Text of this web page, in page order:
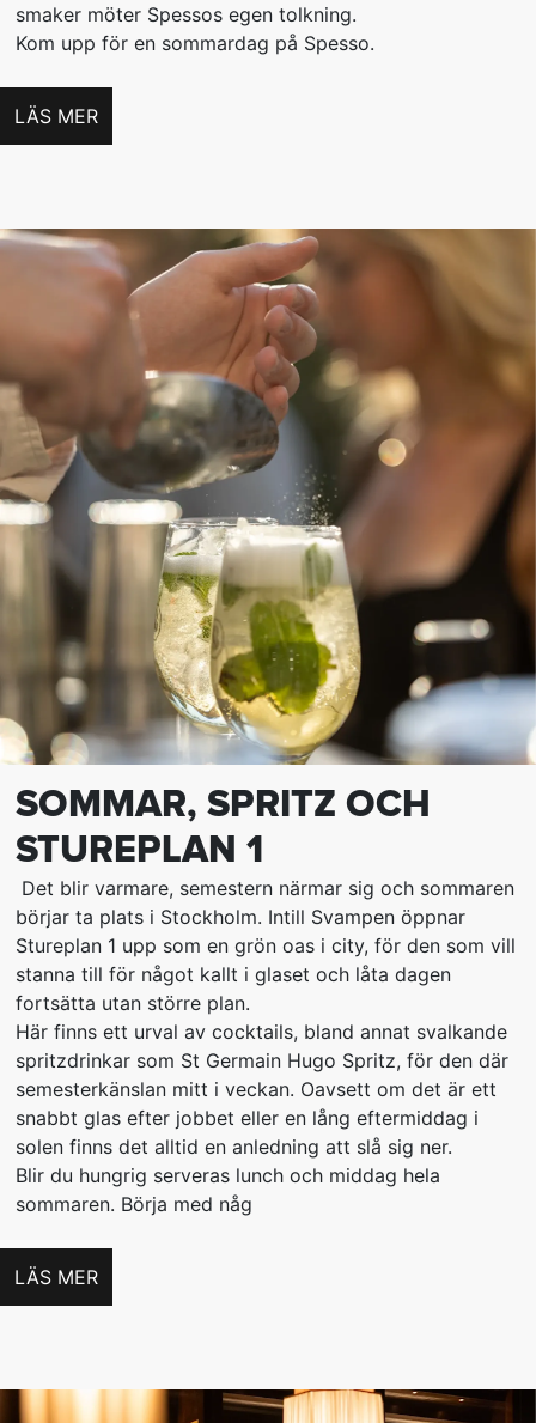
smaker möter Spessos egen tolkning.
Kom upp för en sommardag på Spesso.
LÄS MER
SOMMAR, SPRITZ OCH
STUREPLAN 1
Det blir varmare, semestern närmar sig och sommaren
börjar ta plats i Stockholm. Intill Svampen öppnar
Stureplan 1 upp som en grön oas i city, för den som vill
stanna till för något kallt i glaset och låta dagen
fortsätta utan större plan.
Här finns ett urval av cocktails, bland annat svalkande
spritzdrinkar som St Germain Hugo Spritz, för den där
semesterkänslan mitt i veckan. Oavsett om det är ett
snabbt glas efter jobbet eller en lång eftermiddag i
solen finns det alltid en anledning att slå sig ner.
Blir du hungrig serveras lunch och middag hela
sommaren. Börja med någ
LÄS MER